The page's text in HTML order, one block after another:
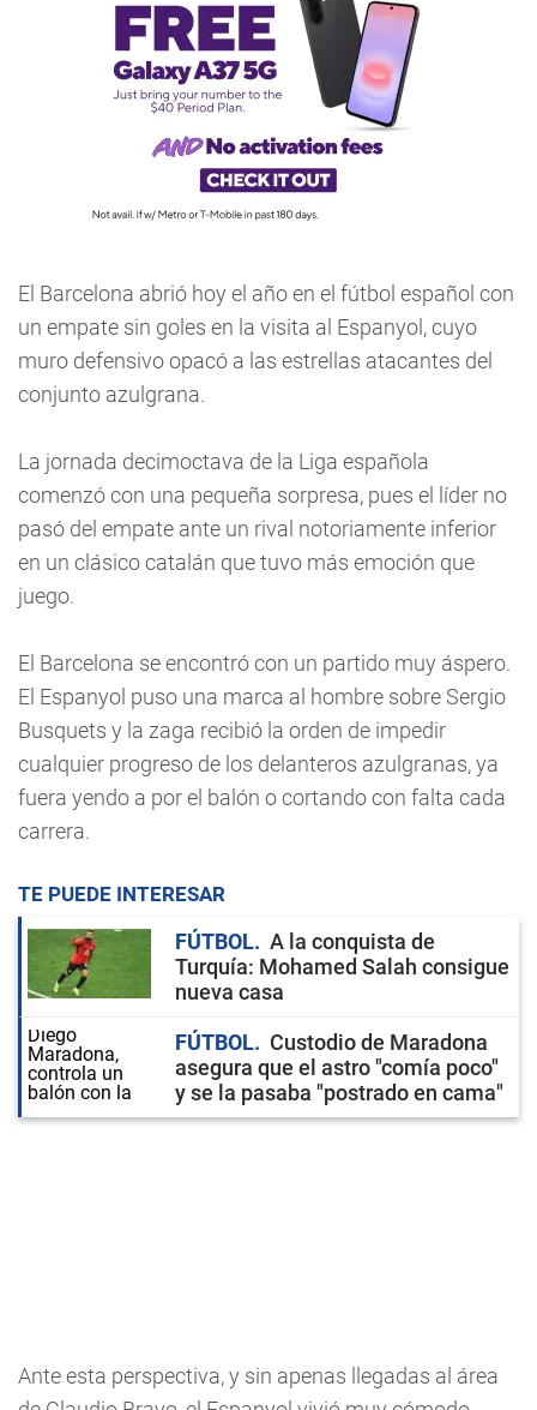
El Barcelona abrió hoy el año en el fútbol español con
un empate sin goles en la visita al Espanyol, cuyo
muro defensivo opacó a las estrellas atacantes del
conjunto azulgrana.
La jornada decimoctava de la Liga española
comenzó con una pequeña sorpresa, pues el líder no
pasó del empate ante un rival notoriamente inferior
en un clásico catalán que tuvo más emoción que
juego.
El Barcelona se encontró con un partido muy áspero.
El Espanyol puso una marca al hombre sobre Sergio
Busquets y la zaga recibió la orden de impedir
cualquier progreso de los delanteros azulgranas, ya
fuera yendo a por el balón o cortando con falta cada
carrera.
TE PUEDE INTERESAR
FÚTBOL
A la conquista de
Turquía: Mohamed Salah consigue
nueva casa
FÚTBOL
Custodio de Maradona
asegura que el astro "comía poco"
y se la pasaba "postrado en cama"
Ante esta perspectiva, y sin apenas llegadas al área